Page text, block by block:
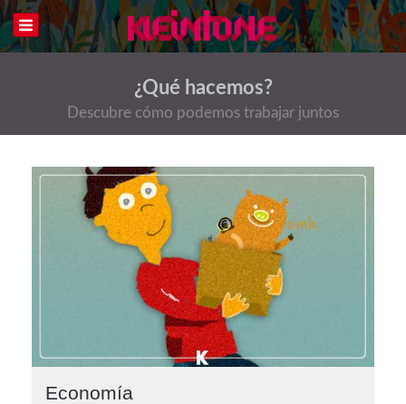
¿Qué hacemos?
Descubre cómo podemos trabajar juntos
Economía